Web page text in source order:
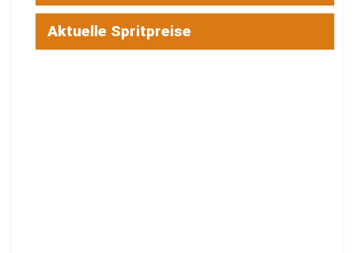
Aktuelle Spritpreise